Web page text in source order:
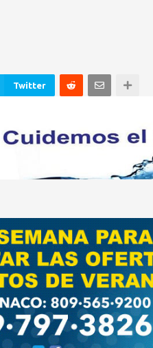
Twitter